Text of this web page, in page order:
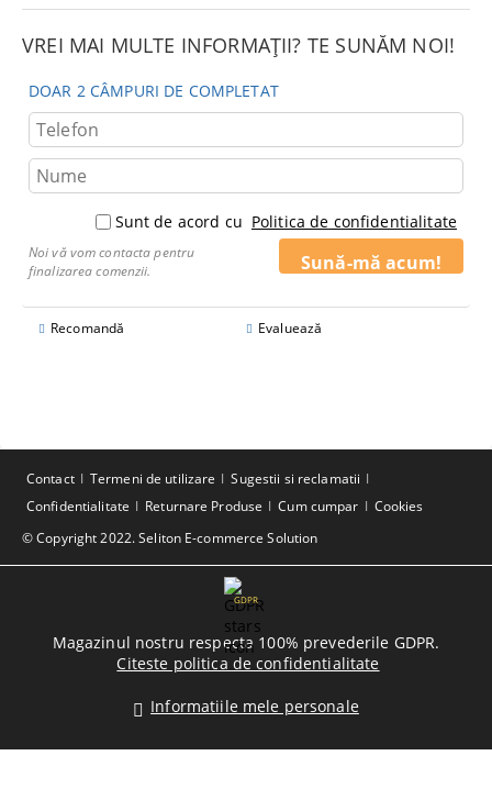
VREI MAI MULTE INFORMAȚII? TE SUNĂM NOI!
DOAR 2 CÂMPURI DE COMPLETAT
Sunt de acord cu Politica de confidentialitate
Noi vă vom contacta pentru
finalizarea comenzii.
Recomandă Evaluează
© Copyright 2022. Seliton E-commerce Solution
Contact Termeni de utilizare
Sugestii si reclamatii
Confidentialitate
Returnare Produse Cum cumpar Cookies
GDPR
Magazinul nostru respecta 100% prevederile GDPR.
Citeste politica de confidentialitate
Informatiile mele personale